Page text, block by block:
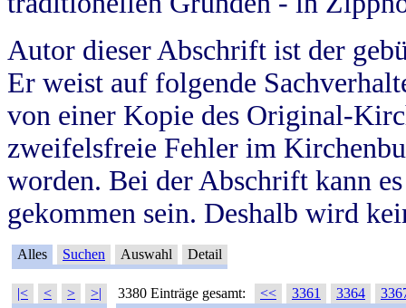
Autor dieser Abschrift ist der
Er weist auf folgende
von einer Kopie des Original-
zweifelsfreie Fehler im
worden. Bei der Abschrift kann
gekommen sein. Deshalb wird
Alles Suchen Auswahl Detail
|< < > >| 3380 Einträge gesamt: << 3361 3364